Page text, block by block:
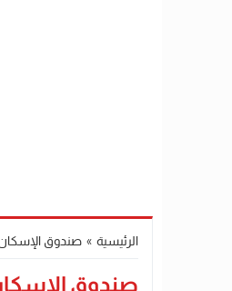
الرئيسية » صندوق الإسكان
صندوق